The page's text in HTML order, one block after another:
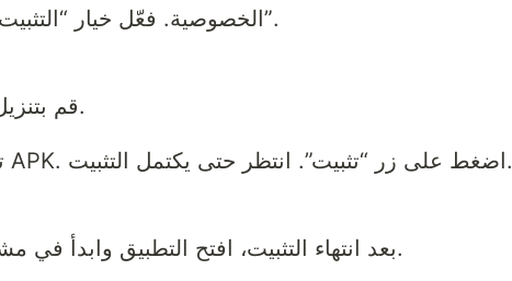
الخصوصية. فعّل خيار “التثبيت من مصادر غير معروفة”.
قم بتنزيل ملف التطبيق على هاتفك.
تثبيت التطبيق افتح ملف APK. اضغط على زر “تثبيت”. انتظر حتى يكتمل التثبيت.
بعد انتهاء التثبيت، افتح التطبيق وابدأ في مشاهدة الأنمي المفضل لديك.